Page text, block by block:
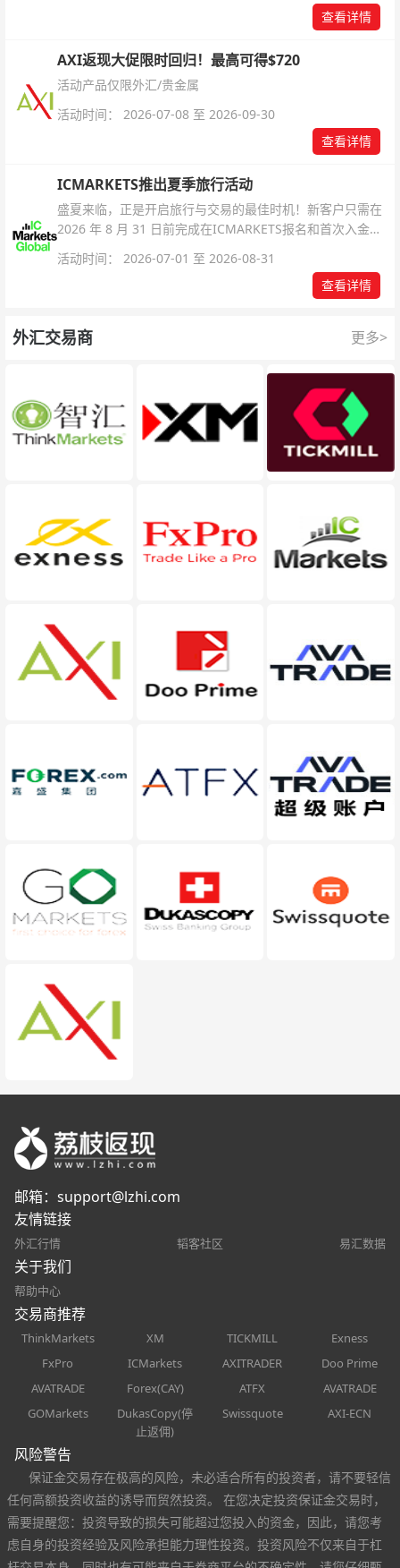
查看详情
AXI返现大促限时回归！最高可得$720
活动产品仅限外汇/贵金属
活动时间： 2026-07-08 至 2026-09-30
查看详情
ICMARKETS推出夏季旅行活动
盛夏来临，正是开启旅行与交易的最佳时机！新客户只需在
2026 年 8 月 31 日前完成在ICMARKETS报名和首次入金即
可参与！
活动时间： 2026-07-01 至 2026-08-31
查看详情
外汇交易商 更多>
邮箱： support@lzhi.com
友情链接
外汇行情 韬客社区 易汇数据
关于我们
帮助中心
交易商推荐
ThinkMarkets XM TICKMILL
Exness
FxPro
ICMarkets AXITRADER
Doo Prime
AVATRADE
Forex(CAY) ATFX
AVATRADE
GOMarkets
DukasCopy(停
止返佣)
Swissquote AXI-ECN
风险警告
保证金交易存在极高的风险，未必适合所有的投资者，请不要轻信
任何高额投资收益的诱导而贸然投资。 在您决定投资保证金交易时，
需要提醒您：投资导致的损失可能超过您投入的资金，因此，请您考
虑自身的投资经验及风险承担能力理性投资。投资风险不仅来自于杠